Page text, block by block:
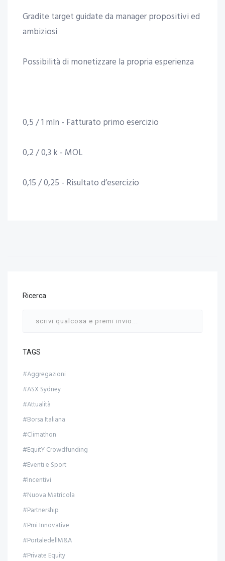
Gradite target guidate da manager propositivi ed
ambiziosi
Possibilità di monetizzare la propria esperienza
0,5 / 1 mln - Fatturato primo esercizio
0,2 / 0,3 k - MOL
0,15 / 0,25 - Risultato d’esercizio
Ricerca
TAGS
#Aggregazioni
#ASX Sydney
#Attualità
#Borsa Italiana
#Climathon
#EquitY Crowdfunding
#Eventi e Sport
#Incentivi
#Nuova Matricola
#Partnership
#Pmi Innovative
#PortaledellM&A
#Private Equity